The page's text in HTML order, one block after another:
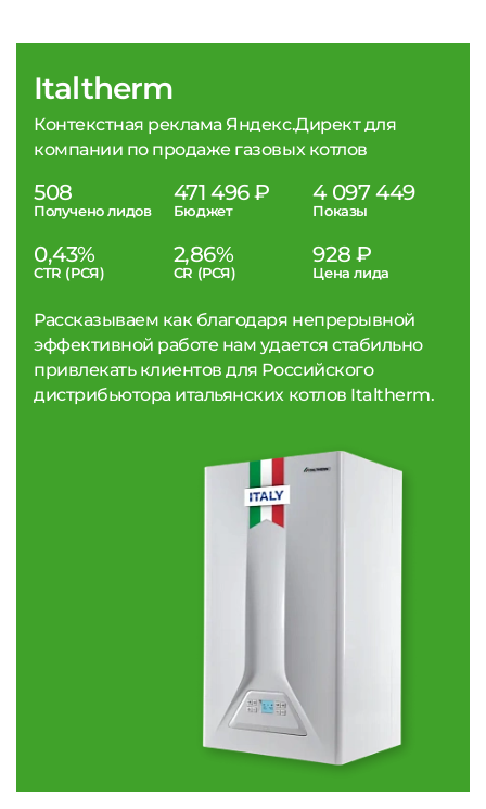
Italtherm
Контекстная реклама Яндекс.Директ для
компании по продаже газовых котлов
508
Получено лидов
471 496 ₽
Бюджет
4 097 449
Показы
0,43%
CTR (РСЯ)
2,86%
CR (РСЯ)
928 ₽
Цена лида
Рассказываем как благодаря непрерывной
эффективной работе нам удается стабильно
привлекать клиентов для Российского
дистрибьютора итальянских котлов Italtherm.